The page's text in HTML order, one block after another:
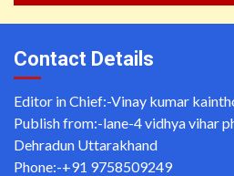
Contact Details
Editor in Chief:-Vinay kumar
Publish from:-lane-4 vidhya vihar
Dehradun Uttarakhand
Phone:-+91 9758509249